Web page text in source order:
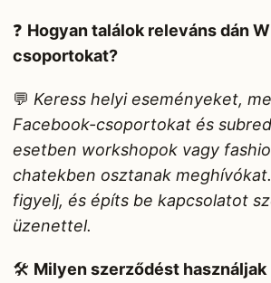
❓ Hogyan találok releváns dán
csoportokat?
💬 Keress helyi eseményeket,
Facebook-csoportokat és
esetben workshopok vagy
chatekben osztanak
figyelj, és építs be kapcsolatot
üzenettel.
🛠️ Milyen szerződést használjak